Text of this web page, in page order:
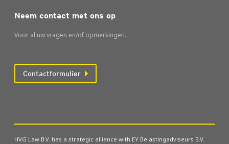
Neem contact met ons op
Voor al uw vragen en/of opmerkingen.
Contactformulier
HVG Law B.V. has a strategic alliance with EY Belastingadviseurs B.V.